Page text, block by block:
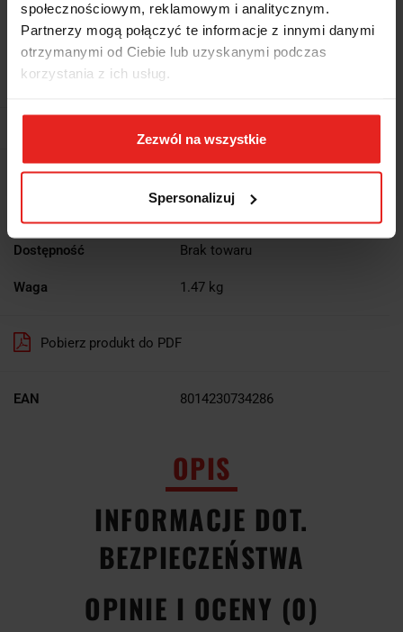
społecznościowym, reklamowym i analitycznym.
Partnerzy mogą połączyć te informacje z innymi danymi
otrzymanymi od Ciebie lub uzyskanymi podczas
korzystania z ich usług.
Zezwól na wszystkie
Spersonalizuj
Brak towaru
2672.30
2672.30
Wysyłka w ciągu 5 dni
Dostępność Brak towaru
Waga 1.47 kg
Pobierz produkt do PDF
EAN 8014230734286
OPIS
INFORMACJE DOT.
BEZPIECZEŃSTWA
OPINIE I OCENY (0)